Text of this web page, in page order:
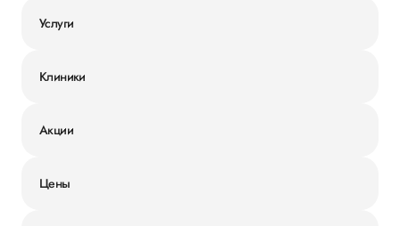
Услуги
Клиники
Акции
Цены